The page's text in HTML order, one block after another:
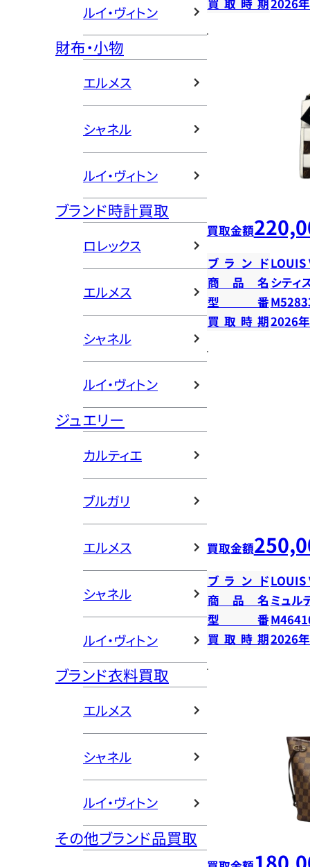
ルイ・ヴィトン
財布・小物
エルメス
シャネル
ルイ・ヴィトン
ブランド時計買取
ロレックス
エルメス
シャネル
ルイ・ヴィトン
ジュエリー
カルティエ
ブルガリ
エルメス
シャネル
ルイ・ヴィトン
ブランド衣料買取
エルメス
シャネル
ルイ・ヴィトン
その他ブランド品買取
買取時期2026
買取金額
ブランドLOUIS
商品名 シティ
型番
買取時期2026
買取金額
ブランドLOUIS
商品名 ミュル
型番
買取時期2026